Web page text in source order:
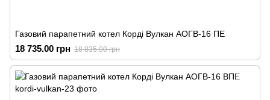
Газовий парапетний котел Корді Вулкан АОГВ-16 ПЕ
18 735.00 грн 18 835.00 грн